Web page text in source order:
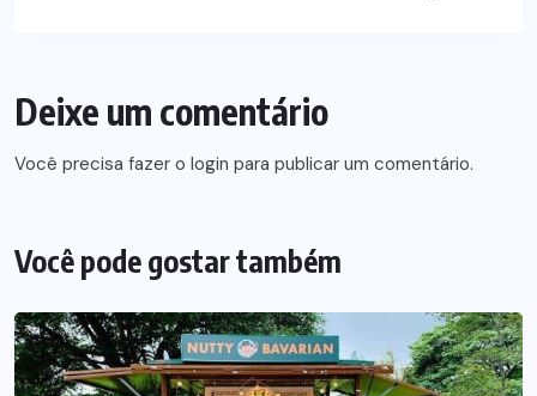
Deixe um comentário
Você precisa fazer o login para publicar um comentário.
Você pode gostar também